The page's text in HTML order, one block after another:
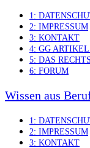
Skip
content
1:
2: IMPRESSUM
3: KONTAKT
4: GG ARTIKEL
5: DAS
6: FORUM
Wissen aus
1:
2: IMPRESSUM
3: KONTAKT